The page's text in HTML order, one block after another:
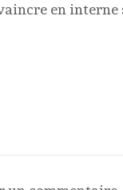
en interne